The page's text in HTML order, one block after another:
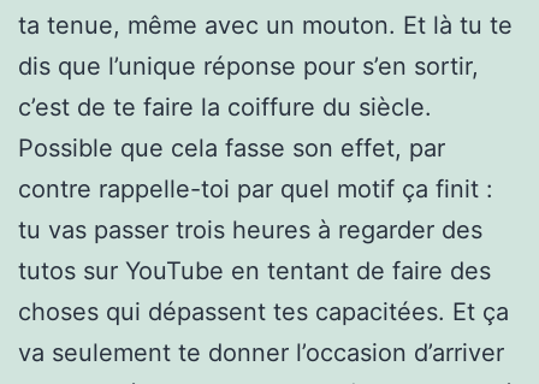
ta tenue, même avec un mouton. Et là tu te
dis que l’unique réponse pour s’en sortir,
c’est de te faire la coiffure du siècle.
Possible que cela fasse son effet, par
contre rappelle-toi par quel motif ça finit :
tu vas passer trois heures à regarder des
tutos sur YouTube en tentant de faire des
choses qui dépassent tes capacitées. Et ça
va seulement te donner l’occasion d’arriver